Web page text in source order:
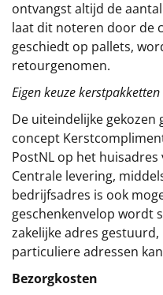
ontvangst altijd de
laat dit noteren door de
geschiedt op pallets,
retourgenomen.
Eigen keuze kerstpakketten
De uiteindelijke gekozen
concept
PostNL op het
Centrale levering,
bedrijfsadres is ook
geschenkenvelop wordt
zakelijke adres
particuliere adressen
Bezorgkosten